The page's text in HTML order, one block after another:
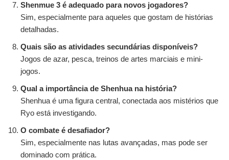
Shenmue 3 é adequado para novos jogadores?
Sim, especialmente para aqueles que gostam de histórias
detalhadas.
Quais são as atividades secundárias disponíveis?
Jogos de azar, pesca, treinos de artes marciais e mini-
jogos.
Qual a importância de Shenhua na história?
Shenhua é uma figura central, conectada aos mistérios que
Ryo está investigando.
O combate é desafiador?
Sim, especialmente nas lutas avançadas, mas pode ser
dominado com prática.